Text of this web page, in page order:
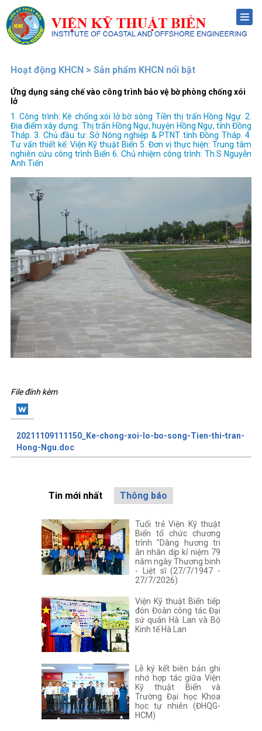
Menu
Hoạt động KHCN > Sản phẩm KHCN nổi bật
Ứng dụng sáng chế vào công trình bảo vệ bờ phòng chống xói
lở
1. Công trình: Kè chống xói lở bờ sông Tiền thị trấn Hồng Ngự. 2.
Địa điểm xây dựng: Thị trấn Hồng Ngự, huyện Hồng Ngự, tỉnh Đồng
Tháp. 3. Chủ đầu tư: Sở Nông nghiệp & PTNT tỉnh Đồng Tháp. 4.
Tư vấn thiết kế: Viện Kỹ thuật Biển 5. Đơn vị thực hiện: Trung tâm
nghiên cứu công trình Biển 6. Chủ nhiệm công trình: Th.S Nguyễn
Anh Tiến
File đính kèm
20211109111150_Ke-chong-xoi-lo-bo-song-Tien-thi-tran-
Hong-Ngu.doc
Tin mới nhất Thông báo
Tuổi trẻ Viện Kỹ thuật
Biển tổ chức chương
trình "Dâng hương tri
ân nhân dịp kỉ niệm 79
năm ngày Thương binh
- Liệt sĩ (27/7/1947 -
27/7/2026)
Viện Kỹ thuật Biển tiếp
đón Đoàn công tác Đại
sứ quán Hà Lan và Bộ
Kinh tế Hà Lan
Lễ ký kết biên bản ghi
nhớ hợp tác giữa Viện
Kỹ thuật Biển và
Trường Đại học Khoa
học tự nhiên (ĐHQG-
HCM)